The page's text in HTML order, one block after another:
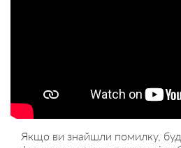
Якщо ви знайшли помилку,